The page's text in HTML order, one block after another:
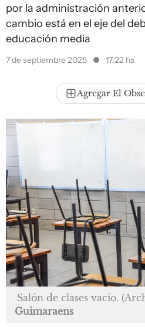
por la administración
cambio está en el eje del
educación media
7 de septiembre 2025 17:22 hs
Agregar El
Salón de clases vacío.
Guimaraens